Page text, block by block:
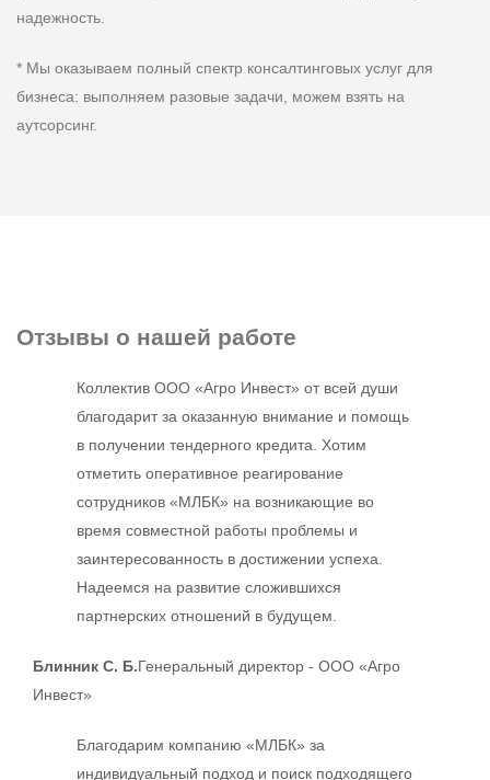
надежность.
* Мы оказываем полный спектр консалтинговых услуг для
бизнеса: выполняем разовые задачи, можем взять на
аутсорсинг.
Отзывы о нашей работе
Коллектив ООО «Агро Инвест» от всей души
благодарит за оказанную внимание и помощь
в получении тендерного кредита. Хотим
отметить оперативное реагирование
сотрудников «МЛБК» на возникающие во
время совместной работы проблемы и
заинтересованность в достижении успеха.
Надеемся на развитие сложившихся
партнерских отношений в будущем.
Блинник С. Б.Генеральный директор - ООО «Агро
Инвест»
Благодарим компанию «МЛБК» за
индивидуальный подход и поиск подходящего